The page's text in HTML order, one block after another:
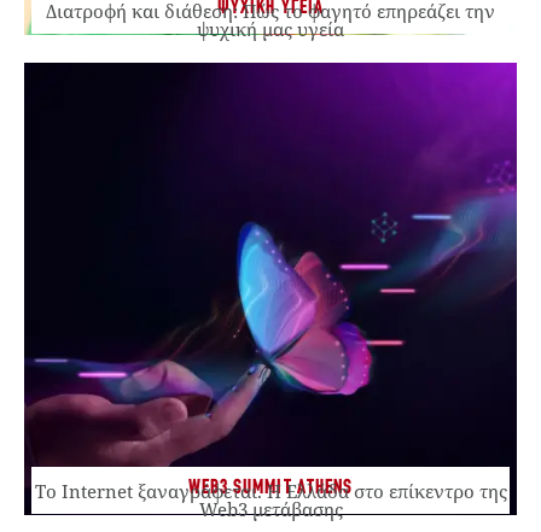
ΨΥΧΙΚΗ ΥΓΕΙΑ
Διατροφή και διάθεση: Πώς το φαγητό επηρεάζει την
ψυχική μας υγεία
WEB3 SUMMIT ATHENS
Το Internet ξαναγράφεται. Η Ελλάδα στο επίκεντρο της
Web3 μετάβασης